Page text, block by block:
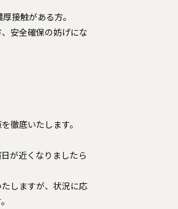
接触がある方。
安全確保の妨げにな
徹底いたします。
が近くなりましたら
しますが、状況に応